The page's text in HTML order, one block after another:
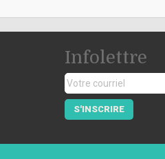
Infolettre
S'INSCRIRE